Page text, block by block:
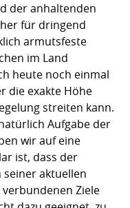
der anhaltenden
für dringend
armutsfeste
im Land
heute noch einmal
die exakte Höhe
streiten kann.
Aufgabe der
wir auf eine
ist, dass der
aktuellen
Ziele